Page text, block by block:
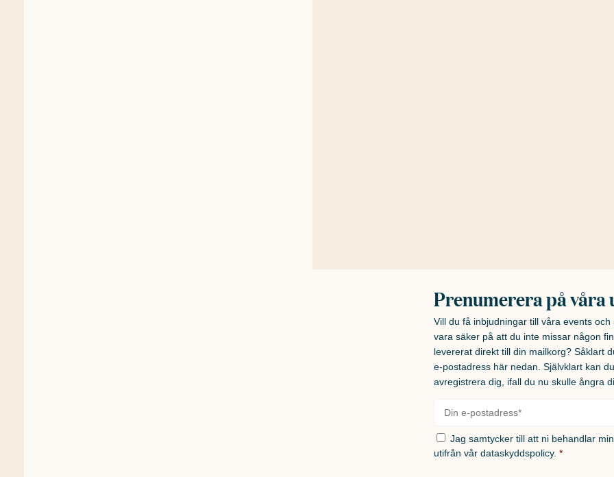
Prenumerera på våra
Vill du få inbjudningar till våra events
vara säker på att du inte missar någon
levererat direkt till din mailkorg? Såklart
e-postadress här nedan. Självklart kan
avregistrera dig, ifall du nu skulle ångra
post *
Samtycke *
Jag samtycker till att ni behandlar
utifrån vår dataskyddspolicy. *